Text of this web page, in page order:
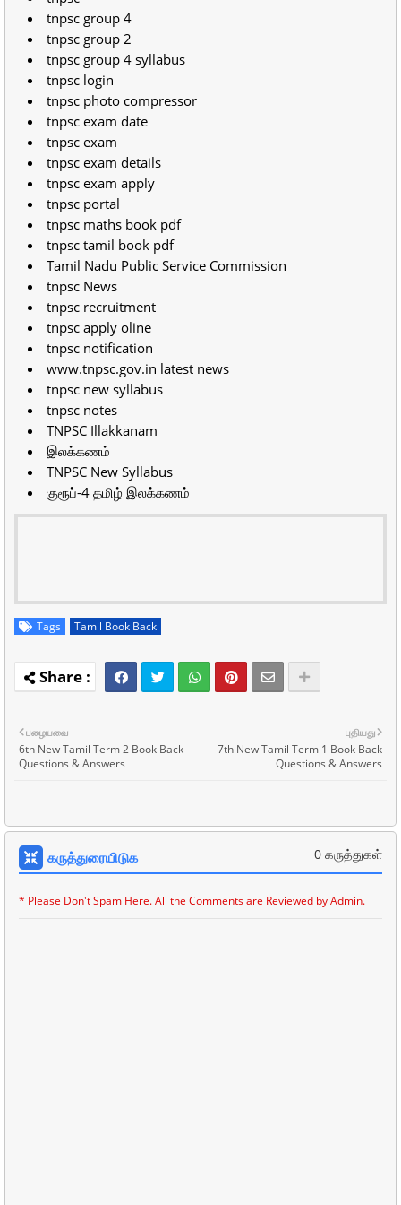
tnpsc group 4
tnpsc group 2
tnpsc group 4 syllabus
tnpsc login
tnpsc photo compressor
tnpsc exam date
tnpsc exam
tnpsc exam details
tnpsc exam apply
tnpsc portal
tnpsc maths book pdf
tnpsc tamil book pdf
Tamil Nadu Public Service Commission
tnpsc News
tnpsc recruitment
tnpsc apply oline
tnpsc notification
www.tnpsc.gov.in latest news
tnpsc new syllabus
tnpsc notes
TNPSC Illakkanam
இலக்கணம்
TNPSC New Syllabus
குரூப்-4 தமிழ் இலக்கணம்
Tags Tamil Book Back
புதியது
7th New Tamil Term 1 Book Back
Questions & Answers
பழையவை
6th New Tamil Term 2 Book Back
Questions & Answers
கருத்துரையிடுக 0 கருத்துகள்
* Please Don't Spam Here. All the Comments are Reviewed by Admin.